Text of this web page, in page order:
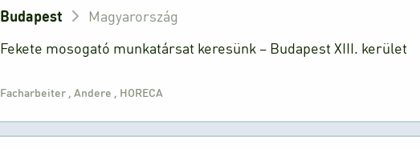
Budapest
Magyarország
Fekete mosogató munkatársat keresünk – Budapest XIII. kerület
Facharbeiter Andere HORECA